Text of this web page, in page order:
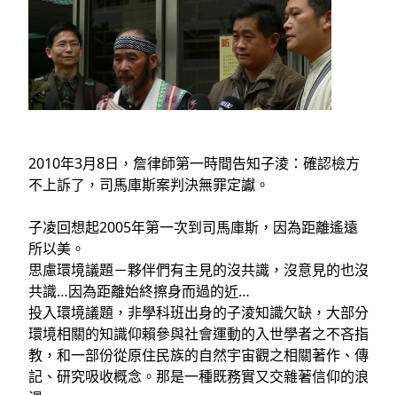
2010年3月8日，詹律師第一時間告知子淩：確認檢方
不上訴了，司馬庫斯案判決無罪定讞。
子凌回想起2005年第一次到司馬庫斯，因為距離遙遠
所以美 。
思慮環境議題－夥伴們有主見的沒共識，沒意見的也沒
共識…因為距離始終擦身而過的近…
投入環境議題，非學科班出身的子淩知識欠缺，大部分
環境相關的知識仰賴參與社會運動的入世學者之不吝指
教，和一部份從原住民族的自然宇宙觀之相關著作、傳
記、研究吸收概念。那是一種既務實又交雜著信仰的浪